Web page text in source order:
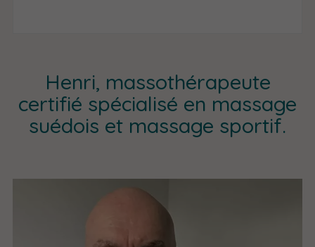
Henri, massothérapeute
certifié spécialisé en massage
suédois et massage sportif.